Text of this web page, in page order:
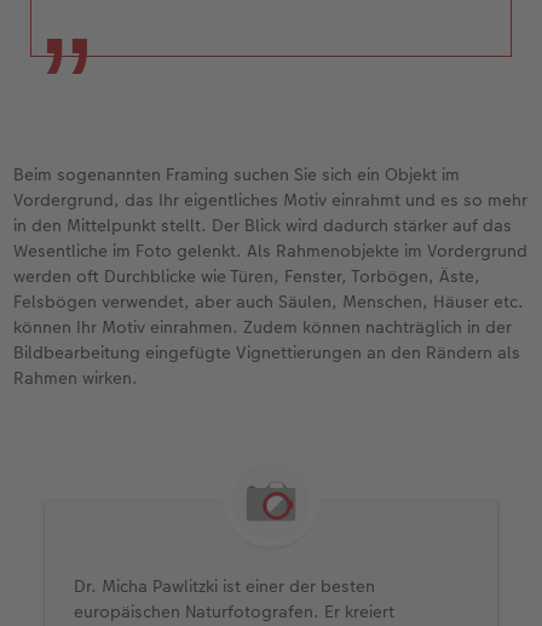
Beim sogenannten Framing suchen Sie sich ein Objekt im
Vordergrund, das Ihr eigentliches Motiv einrahmt und es so mehr
in den Mittelpunkt stellt. Der Blick wird dadurch stärker auf das
Wesentliche im Foto gelenkt. Als Rahmenobjekte im Vordergrund
werden oft Durchblicke wie Türen, Fenster, Torbögen, Äste,
Felsbögen verwendet, aber auch Säulen, Menschen, Häuser etc.
können Ihr Motiv einrahmen. Zudem können nachträglich in der
Bildbearbeitung eingefügte Vignettierungen an den Rändern als
Rahmen wirken.
Dr. Micha Pawlitzki ist einer der besten
europäischen Naturfotografen. Er kreiert